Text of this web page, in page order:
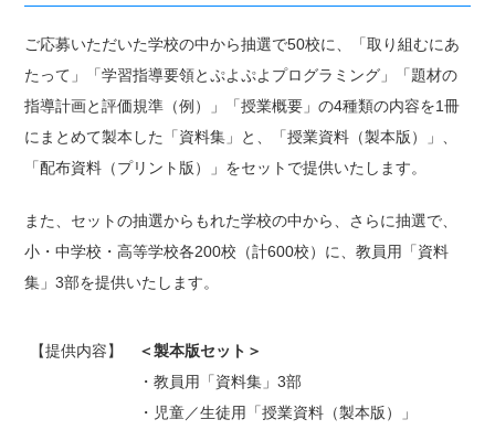
ご応募いただいた学校の中から抽選で50校に、「取り組むにあ
たって」「学習指導要領とぷよぷよプログラミング」「題材の
指導計画と評価規準（例）」「授業概要」の4種類の内容を1冊
にまとめて製本した「資料集」と、「授業資料（製本版）」、
「配布資料（プリント版）」をセットで提供いたします。
また、セットの抽選からもれた学校の中から、さらに抽選で、
小・中学校・高等学校各200校（計600校）に、教員用「資料
集」3部を提供いたします。
【提供内容】
＜製本版セット＞
・教員用「資料集」3部
・児童／生徒用「授業資料（製本版）」